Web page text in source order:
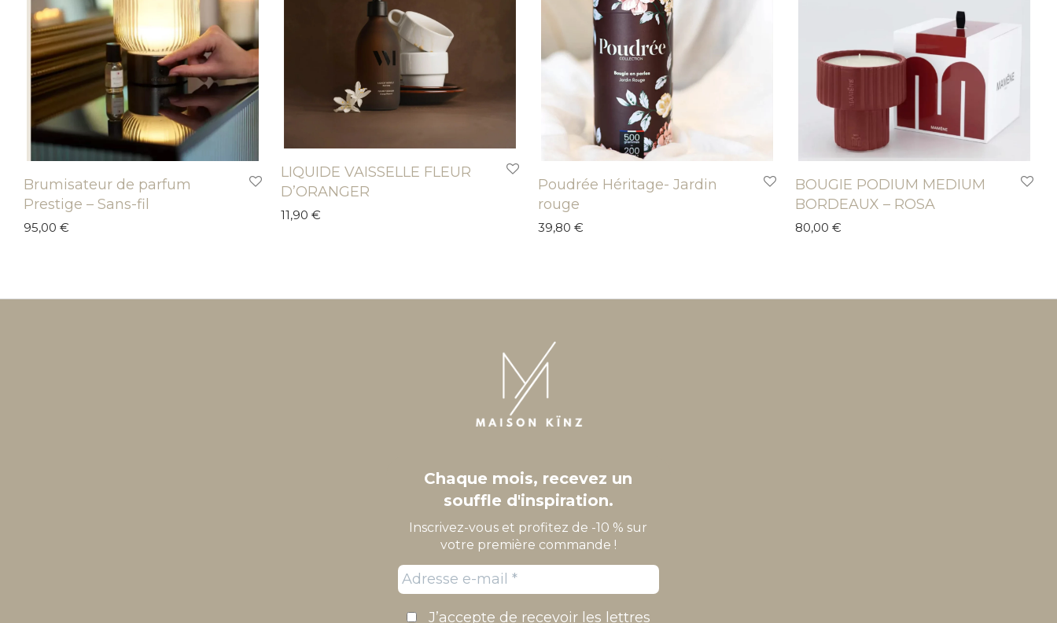
Brumisateur de parfum
Prestige – Sans-fil
95,00 €
LIQUIDE VAISSELLE FLEUR
D’ORANGER
11,90 €
Poudrée Héritage- Jardin
rouge
39,80 €
BOUGIE PODIUM MEDIUM
BORDEAUX – ROSA
80,00 €
Chaque mois, recevez un
souffle d'inspiration.
Inscrivez-vous et profitez de -10 % sur
votre première commande !
J’accepte de recevoir les lettres